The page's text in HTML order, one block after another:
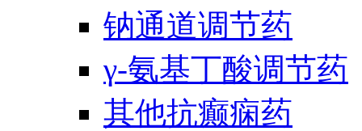
钠通道调节药
γ-氨基丁酸调节药
其他抗癫痫药